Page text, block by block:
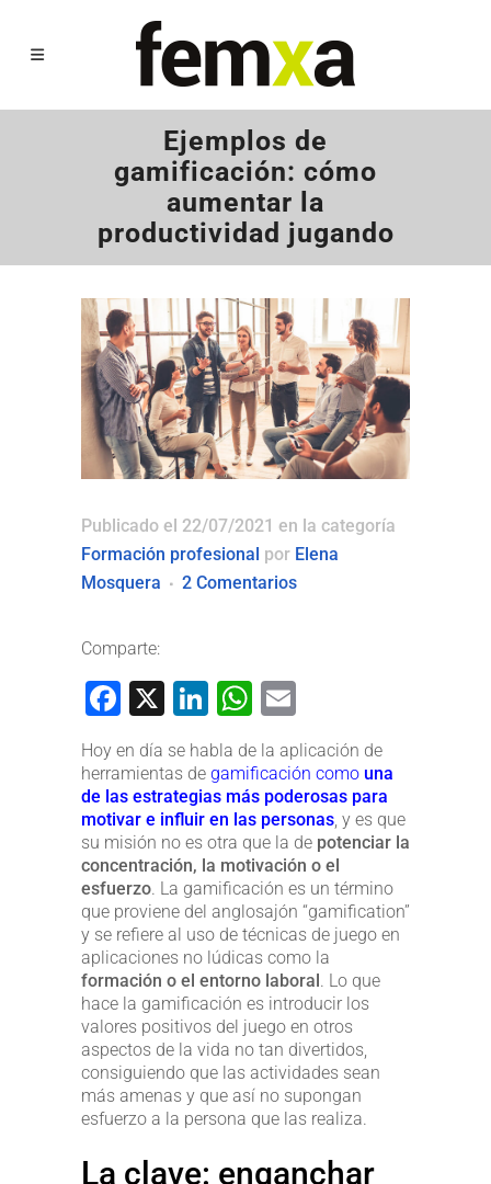
Ejemplos de
gamificación: cómo
aumentar la
productividad jugando
Publicado el 22/07/2021 en la categoría
Formación profesional por Elena
Mosquera
2 Comentarios
Comparte:
Facebook
X LinkedIn
WhatsApp
Hoy en día se habla de la aplicación de
herramientas de gamificación como una
de las estrategias más poderosas para
motivar e influir en las personas, y es que
su misión no es otra que la de potenciar la
concentración, la motivación o el
esfuerzo. La gamificación es un término
que proviene del anglosajón “gamification”
y se refiere al uso de técnicas de juego en
aplicaciones no lúdicas como la
formación o el entorno laboral. Lo que
hace la gamificación es introducir los
valores positivos del juego en otros
aspectos de la vida no tan divertidos,
consiguiendo que las actividades sean
más amenas y que así no supongan
esfuerzo a la persona que las realiza.
La clave: enganchar